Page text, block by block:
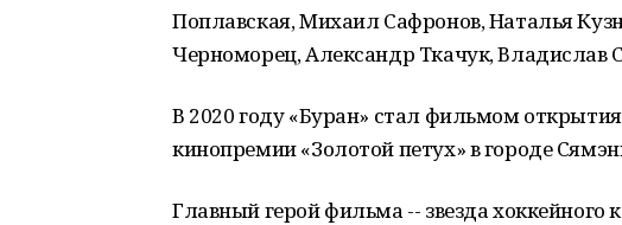
Поплавская, Михаил Сафронов, Наталья
Черноморец, Александр Ткачук, Владислав
В 2020 году «Буран» стал фильмом
кинопремии «Золотой петух» в городе
Главный герой фильма -- звезда